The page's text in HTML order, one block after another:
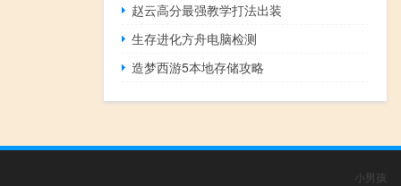
赵云高分最强教学打法出装
生存进化方舟电脑检测
造梦西游5本地存储攻略
小男孩